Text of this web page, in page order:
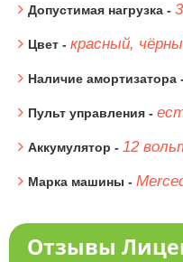
Допустимая нагрузка -
Цвет - красный,
Наличие амортизатора -
Пульт управления -
Аккумулятор - 12
Марка машины -
Отзывы